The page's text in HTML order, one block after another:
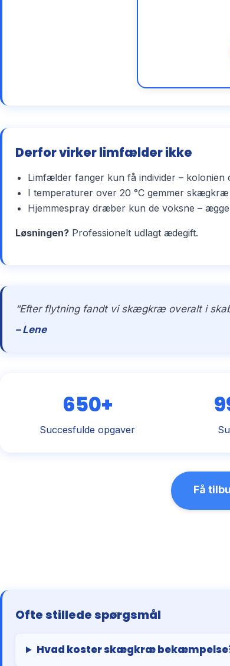
Derfor virker limfælder ikke
Limfælder fanger kun få individer – kolonien
I temperaturer over 20 °C gemmer
Hjemmespray dræber kun de voksne –
Løsningen? Professionelt udlagt ædegift.
“Efter flytning fandt vi skægkræ overalt i
– Lene
650+
Succesfulde opgaver
Få
Ofte stillede spørgsmål
Hvad koster skægkræ